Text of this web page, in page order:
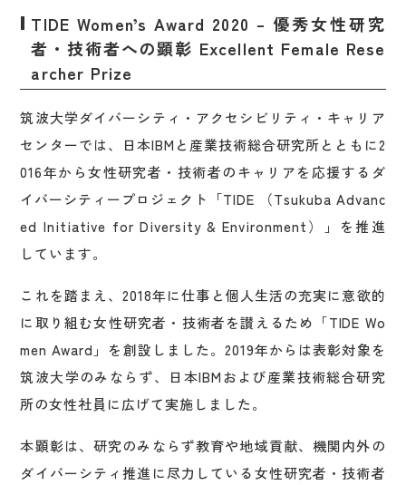
TIDE Women’s Award 2020 – 優秀女性研究
者・技術者への顕彰 Excellent Female Rese
archer Prize
筑波大学ダイバーシティ・アクセシビリティ・キャリア
センターでは、日本IBMと産業技術総合研究所とともに2
016年から女性研究者・技術者のキャリアを応援するダ
イバーシティープロジェクト「TIDE （Tsukuba Advanc
ed Initiative for Diversity & Environment）」を推進
しています。
これを踏まえ、2018年に仕事と個人生活の充実に意欲的
に取り組む女性研究者・技術者を讃えるため「TIDE Wo
men Award」を創設しました。2019年からは表彰対象を
筑波大学のみならず、日本IBMおよび産業技術総合研究
所の女性社員に広げて実施しました。
本顕彰は、研究のみならず教育や地域貢献、機関内外の
ダイバーシティ推進に尽力している女性研究者・技術者